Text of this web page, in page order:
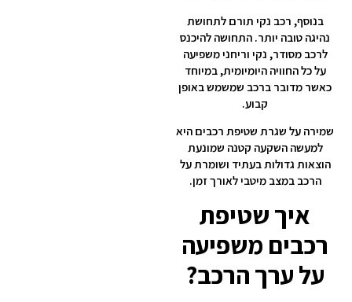
בנוסף, רכב נקי תורם לתחושת
נהיגה טובה יותר. התחושה להיכנס
לרכב מסודר, נקי וריחני משפיעה
על כל החוויה היומיומית, במיוחד
כאשר מדובר ברכב שמשמש באופן
קבוע.
שמירה על שגרת שטיפת רכבים היא
למעשה השקעה קטנה שמונעת
הוצאות גדולות בעתיד ושומרת על
הרכב במצב מיטבי לאורך זמן.
איך שטיפת
רכבים משפיעה
על ערך הרכב?